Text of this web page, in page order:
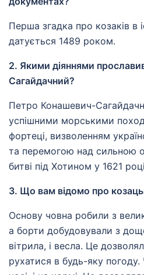
Перша згадка про козаків в
датується 1489 роком.
2. Якими діяннями
Сагайдачний?
Петро Конашевич-
успішними морськими
фортеці, визволенням
та перемогою над сильною
битві під Хотином у 1621
3. Що вам відомо про
Основу човна робили з
а борти добудовували з
вітрила, і весла. Це
рухатися в будь-яку